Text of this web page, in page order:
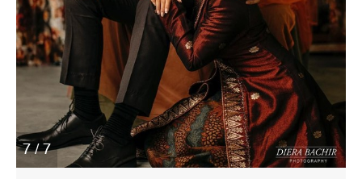
7 / 7